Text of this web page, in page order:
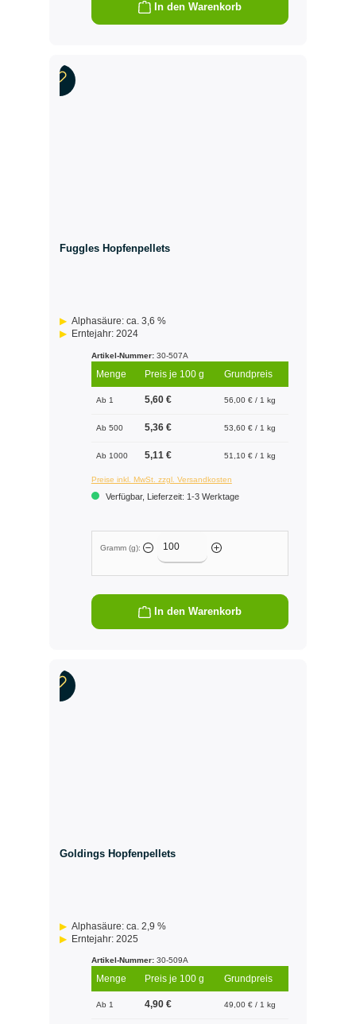
In den Warenkorb
Fuggles Hopfenpellets
Alphasäure: ca. 3,6 %
Erntejahr: 2024
Artikel-Nummer: 30-507A
Menge Preis je 100 g Grundpreis
Ab 1 5,60 € 56,00 € / 1 kg
Ab 500 5,36 € 53,60 € / 1 kg
Ab 1000 5,11 € 51,10 € / 1 kg
Preise inkl. MwSt. zzgl. Versandkosten
Verfügbar, Lieferzeit: 1-3 Werktage
Gramm (g):
In den Warenkorb
Goldings Hopfenpellets
Alphasäure: ca. 2,9 %
Erntejahr: 2025
Artikel-Nummer: 30-509A
Menge Preis je 100 g Grundpreis
Ab 1 4,90 € 49,00 € / 1 kg